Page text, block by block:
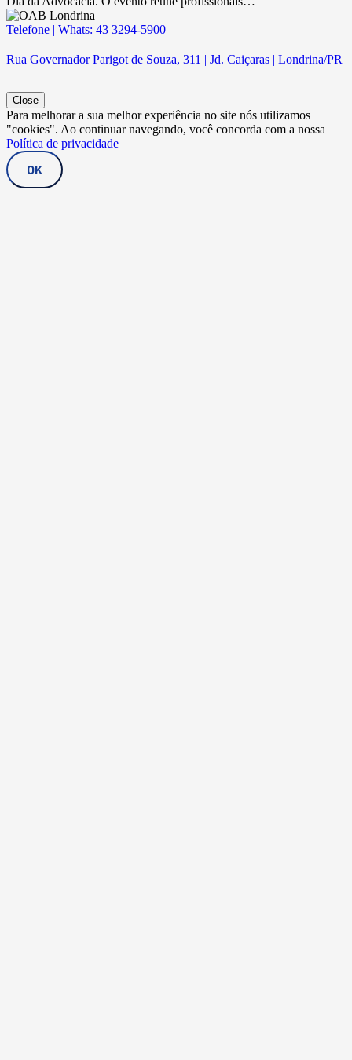
Telefone | Whats: 43 3294-5900
Rua Governador Parigot de Souza, 311 | Jd. Caiçaras | Londrina/PR
Close
Para melhorar a sua melhor experiência no site nós utilizamos
"cookies". Ao continuar navegando, você concorda com a nossa
Política de privacidade
OK